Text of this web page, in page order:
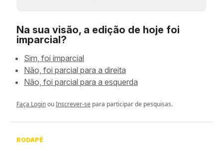
Na sua visão, a edição de hoje foi
imparcial?
Sim, foi imparcial
Não, foi parcial para a direita
Não, foi parcial para a esquerda
Faça LoginouInscrever-se para participar de pesquisas.
RODAPÉ